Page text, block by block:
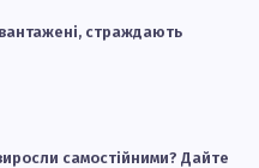
страждають
самостійними? Дайте